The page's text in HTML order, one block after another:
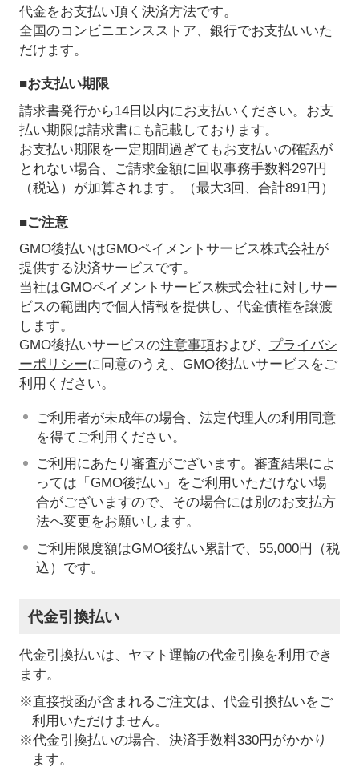
代金をお支払い頂く決済方法です。
全国のコンビニエンスストア、銀行でお支払いいた
だけます。
■お支払い期限
請求書発行から14日以内にお支払いください。お支
払い期限は請求書にも記載しております。
お支払い期限を一定期間過ぎてもお支払いの確認が
とれない場合、ご請求金額に回収事務手数料297円
（税込）が加算されます。（最大3回、合計891円）
■ご注意
GMO後払いはGMOペイメントサービス株式会社が
提供する決済サービスです。
当社はGMOペイメントサービス株式会社に対しサー
ビスの範囲内で個人情報を提供し、代金債権を譲渡
します。
GMO後払いサービスの注意事項および、 プライバシ
ーポリシーに同意のうえ、GMO後払いサービスをご
利用ください。
ご利用者が未成年の場合、法定代理人の利用同意
を得てご利用ください。
ご利用にあたり審査がございます。審査結果によ
っては「GMO後払い」をご利用いただけない場
合がございますので、その場合には別のお支払方
法へ変更をお願いします。
ご利用限度額はGMO後払い累計で、55,000円（税
込）です。
代金引換払い
代金引換払いは、ヤマト運輸の代金引換を利用でき
ます。
※直接投函が含まれるご注文は、代金引換払いをご
利用いただけません。
※代金引換払いの場合、決済手数料330円がかかり
ます。